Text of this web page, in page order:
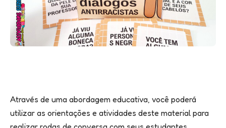
Através de uma abordagem educativa, você poderá
utilizar as orientações e atividades deste material para